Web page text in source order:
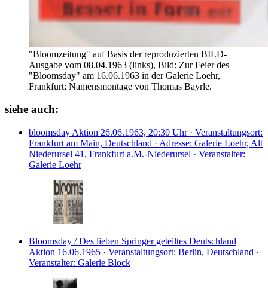
"Bloomzeitung" auf Basis der reproduzierten BILD-
Ausgabe vom 08.04.1963 (links), Bild: Zur Feier des
"Bloomsday" am 16.06.1963 in der Galerie Loehr,
Frankfurt; Namensmontage von Thomas Bayrle.
siehe auch:
bloomsday Aktion 26.06.1963, 20:30 Uhr · Veranstaltungsort:
Frankfurt am Main, Deutschland · Adresse: Galerie Loehr, Alt
Niederursel 41, Frankfurt a.M.-Niederursel · Veranstalter:
Galerie Loehr
Bloomsday / Des lieben Springer geteiltes Deutschland
Aktion 16.06.1965 · Veranstaltungsort: Berlin, Deutschland ·
Veranstalter: Galerie Block